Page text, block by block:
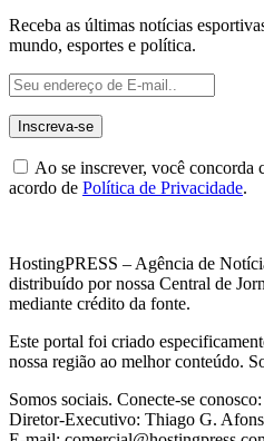
Receba as últimas notícias
mundo, esportes e política.
Ao se inscrever, você concorda
acordo de Política de Privacidade.
HostingPRESS – Agência de
distribuído por nossa Central de
mediante crédito da fonte.
Este portal foi criado
nossa região ao melhor conteúdo.
Somos sociais. Conecte-se conosco:
Diretor-Executivo: Thiago G.